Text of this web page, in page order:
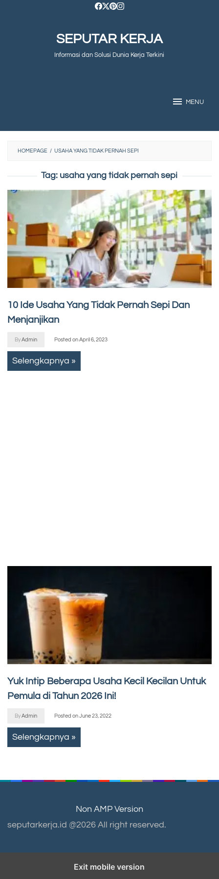
SEPUTAR KERJA
Informasi dan Solusi Dunia Kerja Terkini
MENU
HOMEPAGE / USAHA YANG TIDAK PERNAH SEPI
Tag: usaha yang tidak pernah sepi
10 Ide Usaha Yang Tidak Pernah Sepi Dan
Menjanjikan
ByAdmin Posted onApril 6, 2023
Selengkapnya »
Yuk Intip Beberapa Usaha Kecil Kecilan Untuk
Pemula di Tahun 2026 Ini!
ByAdmin Posted onJune 23, 2022
Selengkapnya »
Non AMP Version
seputarkerja.id @2026 All right reserved.
Exit mobile version